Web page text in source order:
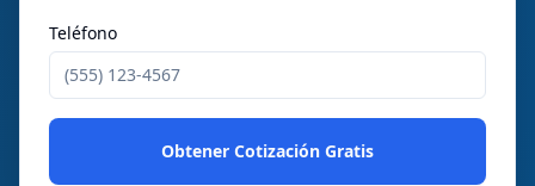
Teléfono
Obtener Cotización Gratis